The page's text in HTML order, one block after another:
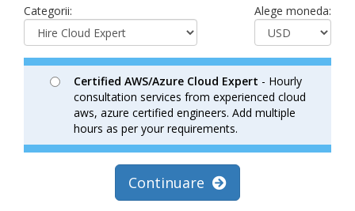
Categorii: Alege moneda:
Certified AWS/Azure Cloud Expert - Hourly
consultation services from experienced cloud
aws, azure certified engineers. Add multiple
hours as per your requirements.
Continuare